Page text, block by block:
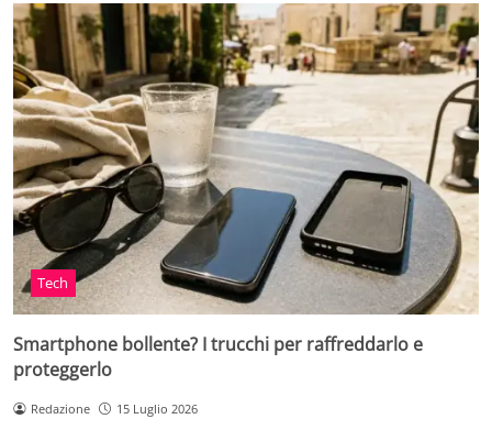
Tech
Smartphone bollente? I trucchi per raffreddarlo e
proteggerlo
Redazione 15 Luglio 2026